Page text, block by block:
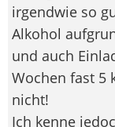
irgendwie so
Alkohol
und auch
Wochen fast 5
nicht!
Ich kenne